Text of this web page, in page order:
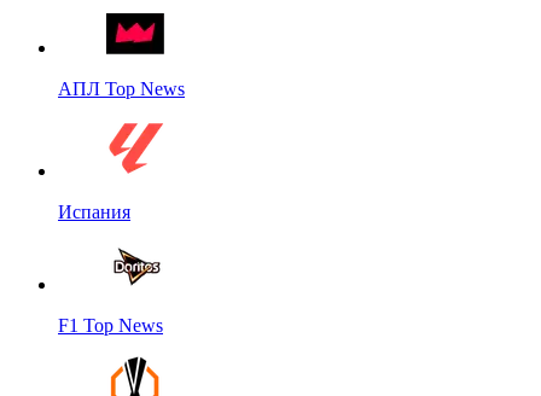
АПЛ Top News
Испания
F1 Top News